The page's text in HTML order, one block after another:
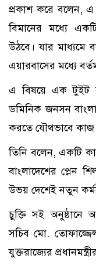
প্রকাশ করে বলেন,
বিমানের মধ্যে
উঠবে। যার মাধ্যমে
এয়ারবাসের মধ্যে
এ বিষয়ে এক টুইট
ডমিনিক জনসন
করতে যৌথভাবে কাজ
তিনি বলেন, একটি
বাংলাদেশের প্লেন
উভয় দেশেই নতুন
চুক্তি সই অনুষ্ঠানে
সচিব মো.
যুক্তরাজ্যের